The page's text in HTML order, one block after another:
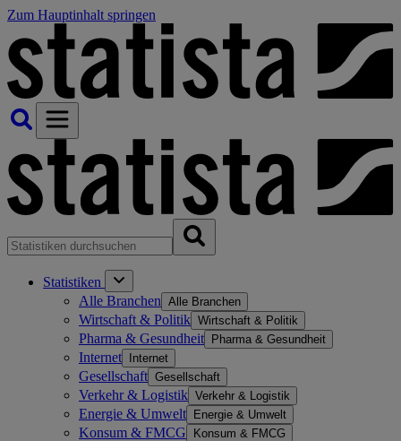
Zum Hauptinhalt springen
Statistiken
Alle Branchen Alle Branchen
Wirtschaft & Politik Wirtschaft & Politik
Pharma & Gesundheit Pharma & Gesundheit
Internet Internet
Gesellschaft Gesellschaft
Verkehr & Logistik Verkehr & Logistik
Energie & Umwelt Energie & Umwelt
Konsum & FMCG Konsum & FMCG